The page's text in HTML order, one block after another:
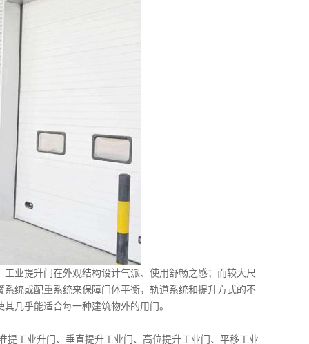
业提升门在外观结构设计气派、使用舒畅之感；而较大尺
统或配重系统来保障门体平衡，轨道系统和提升方式的不
几乎能适合每一种建筑物外的用门。
工业升门、垂直提升工业门、高位提升工业门、平移工业